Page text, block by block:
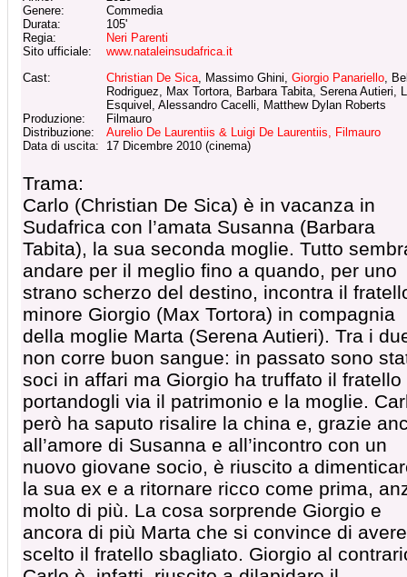
Genere:
Commedia
Durata:
105'
Regia:
Neri Parenti
Sito ufficiale:
www.nataleinsudafrica.it
Cast:
Christian De Sica, Massimo Ghini, Giorgio Panariello,
Rodriguez, Max Tortora, Barbara Tabita, Serena Autieri,
Esquivel, Alessandro Cacelli, Matthew Dylan Roberts
Produzione:
Filmauro
Distribuzione:
Aurelio De Laurentiis & Luigi De Laurentiis, Filmauro
Data di uscita:
17 Dicembre 2010 (cinema)
Trama:
Carlo (Christian De Sica) è in vacanza in
Sudafrica con l’amata Susanna (Barbara
Tabita), la sua seconda moglie. Tutto
andare per il meglio fino a quando, per uno
strano scherzo del destino, incontra il
minore Giorgio (Max Tortora) in compagnia
della moglie Marta (Serena Autieri). Tra i
non corre buon sangue: in passato sono
soci in affari ma Giorgio ha truffato il fratello
portandogli via il patrimonio e la moglie.
però ha saputo risalire la china e, grazie
all’amore di Susanna e all’incontro con un
nuovo giovane socio, è riuscito a
la sua ex e a ritornare ricco come prima,
molto di più. La cosa sorprende Giorgio e
ancora di più Marta che si convince di avere
scelto il fratello sbagliato. Giorgio al